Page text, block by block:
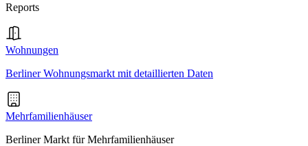
Reports
Wohnungen
Berliner Wohnungsmarkt mit detaillierten Daten
Mehrfamilienhäuser
Berliner Markt für Mehrfamilienhäuser